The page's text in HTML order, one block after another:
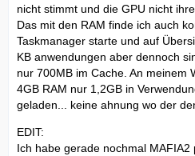
nicht stimmt und die GPU nicht
Das mit den RAM finde ich auch
Taskmanager starte und auf
KB anwendungen aber dennoch
nur 700MB im Cache. An meinem
4GB RAM nur 1,2GB in
geladen... keine ahnung wo der
EDIT:
Ich habe gerade nochmal